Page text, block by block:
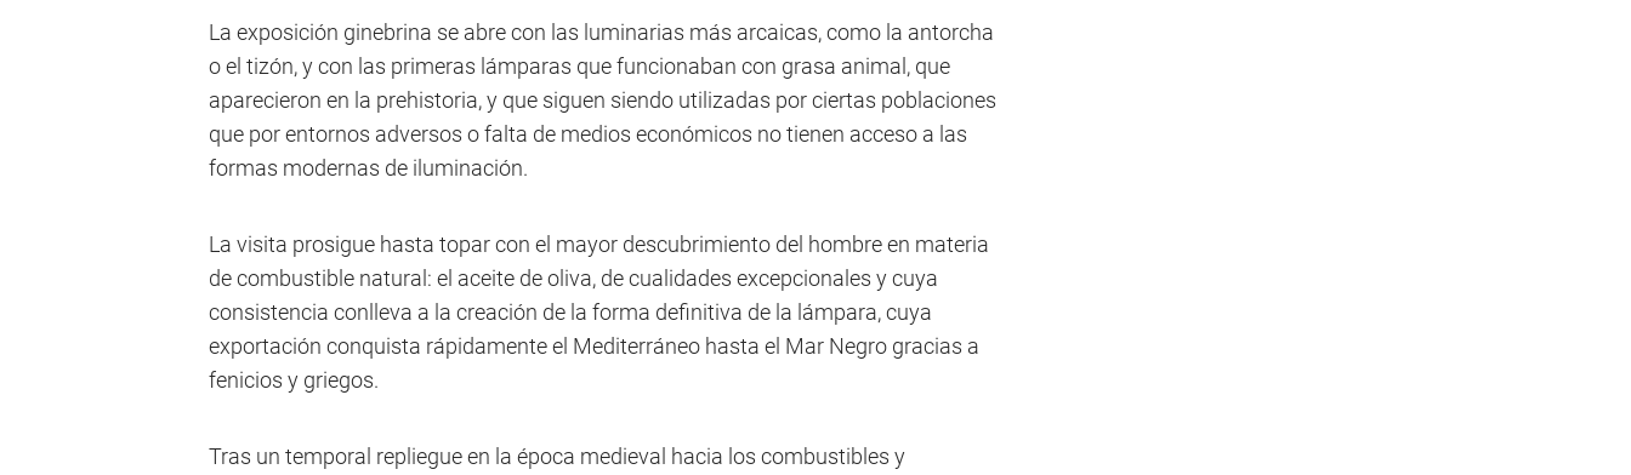
La exposición ginebrina se abre con las luminarias más arcaicas, como la antorcha
o el tizón, y con las primeras lámparas que funcionaban con grasa animal, que
aparecieron en la prehistoria, y que siguen siendo utilizadas por ciertas poblaciones
que por entornos adversos o falta de medios económicos no tienen acceso a las
formas modernas de iluminación.
La visita prosigue hasta topar con el mayor descubrimiento del hombre en materia
de combustible natural: el aceite de oliva, de cualidades excepcionales y cuya
consistencia conlleva a la creación de la forma definitiva de la lámpara, cuya
exportación conquista rápidamente el Mediterráneo hasta el Mar Negro gracias a
fenicios y griegos.
Tras un temporal repliegue en la época medieval hacia los combustibles y